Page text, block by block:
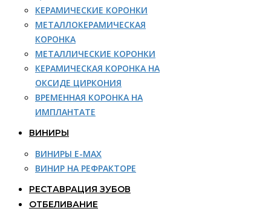
КЕРАМИЧЕСКИЕ КОРОНКИ
МЕТАЛЛОКЕРАМИЧЕСКАЯ
КОРОНКА
МЕТАЛЛИЧЕСКИЕ КОРОНКИ
КЕРАМИЧЕСКАЯ КОРОНКА НА
ОКСИДЕ ЦИРКОНИЯ
ВРЕМЕННАЯ КОРОНКА НА
ИМПЛАНТАТЕ
ВИНИРЫ
ВИНИРЫ E-MAX
ВИНИР НА РЕФРАКТОРЕ
РЕСТАВРАЦИЯ ЗУБОВ
ОТБЕЛИВАНИЕ